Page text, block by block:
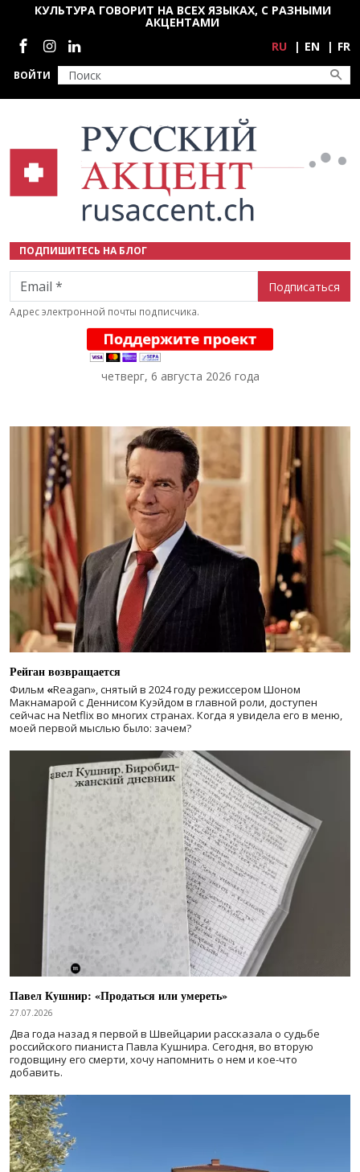
Перейти к основному содержанию
ВОЙТИ
КУЛЬТУРА ГОВОРИТ НА ВСЕХ ЯЗЫКАХ, С РАЗНЫМИ
АКЦЕНТАМИ
Социальные сети
RU EN FR
ПОДПИШИТЕСЬ НА БЛОГ
Email
Адрес электронной почты подписчика.
четверг, 6 августа 2026 года
Рейган возвращается
Фильм «Reagan», снятый в 2024 годурежиссером Шоном
Макнамарой с Деннисом Куэйдом в главной роли, доступен
сейчас на Netflix во многих странах. Когда я увидела его в меню,
моей первой мыслью было: зачем?
Павел Кушнир: «Продаться или умереть»
27.07.2026
Два года назад я первой в Швейцарии рассказала о судьбе
российского пианиста Павла Кушнира. Сегодня, во вторую
годовщину его смерти, хочу напомнить о нем и кое-что
добавить.